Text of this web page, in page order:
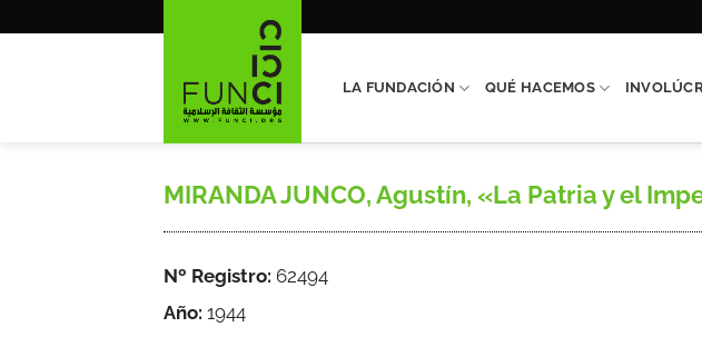
LA FUNDACIÓN QUÉ HACEMOS
MIRANDA JUNCO, Agustín, «La Patria y el
Nº Registro: 62494
Año: 1944